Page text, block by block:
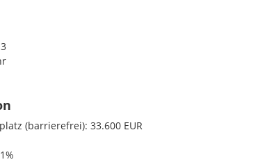
Sie über geeignete Immobilienangebote noch vor
Suchagenten unter folgendem Link an.
exklusiv vorab zu.
registrieren/de
dem Vermittler und dem zu vermittelnden Dritten ein
besteht.
(barrierefrei): 33.600 EUR